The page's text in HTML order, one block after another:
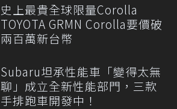
史上最貴全球限量Corolla
TOYOTA GRMN Corolla要價破
兩百萬新台幣
Subaru坦承性能車「變得太無
聊」成立全新性能部門，三款
手排跑車開發中！